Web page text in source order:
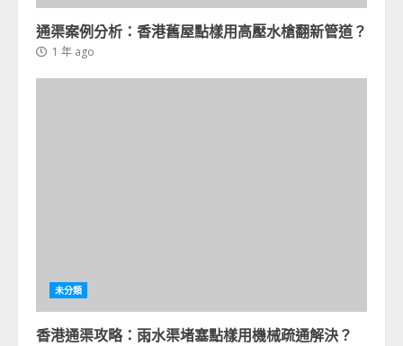
通渠案例分析：香港舊屋點樣用高壓水槍翻新管道？
1 年 ago
未分類
香港通渠攻略：雨水渠堵塞點樣用機械疏通解決？